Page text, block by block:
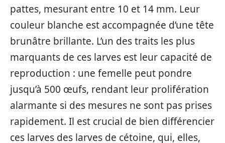
pattes, mesurant entre 10 et 14 mm. Leur
couleur blanche est accompagnée d’une tête
brunâtre brillante. L’un des traits les plus
marquants de ces larves est leur capacité de
reproduction : une femelle peut pondre
jusqu’à 500 œufs, rendant leur prolifération
alarmante si des mesures ne sont pas prises
rapidement. Il est crucial de bien différencier
ces larves des larves de cétoine, qui, elles,